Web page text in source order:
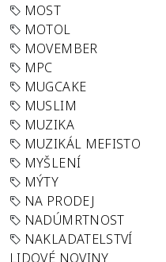
MOST
MOTOL
MOVEMBER
MPC
MUGCAKE
MUSLIM
MUZIKA
MUZIKÁL MEFISTO
MYŠLENÍ
MÝTY
NA PRODEJ
NADÚMRTNOST
NAKLADATELSTVÍ
LIDOVÉ NOVINY